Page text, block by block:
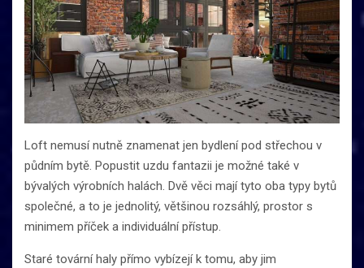
Loft nemusí nutně znamenat jen bydlení pod střechou v
půdním bytě. Popustit uzdu fantazii je možné také v
bývalých výrobních halách. Dvě věci mají tyto oba typy bytů
společné, a to je jednolitý, většinou rozsáhlý, prostor s
minimem příček a individuální přístup.
Staré tovární haly přímo vybízejí k tomu, aby jim